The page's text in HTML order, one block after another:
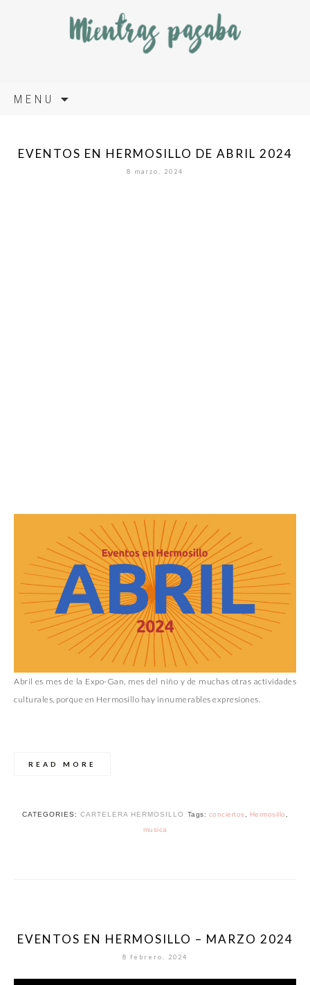
MENU
EVENTOS EN HERMOSILLO DE ABRIL 2024
8 marzo, 2024
Abril es mes de la Expo-Gan, mes del niño y de muchas otras actividades
culturales, porque en Hermosillo hay innumerables expresiones.
READ MORE
CATEGORIES: CARTELERA HERMOSILLO Tags: conciertos, Hermosillo ,
musica
EVENTOS EN HERMOSILLO – MARZO 2024
8 febrero, 2024